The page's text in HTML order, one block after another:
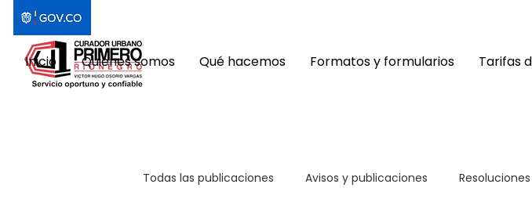
Inicio Quiénes somos Qué hacemos Formatos y formularios Tarifas
Todas las publicaciones Avisos y publicaciones Resoluciones